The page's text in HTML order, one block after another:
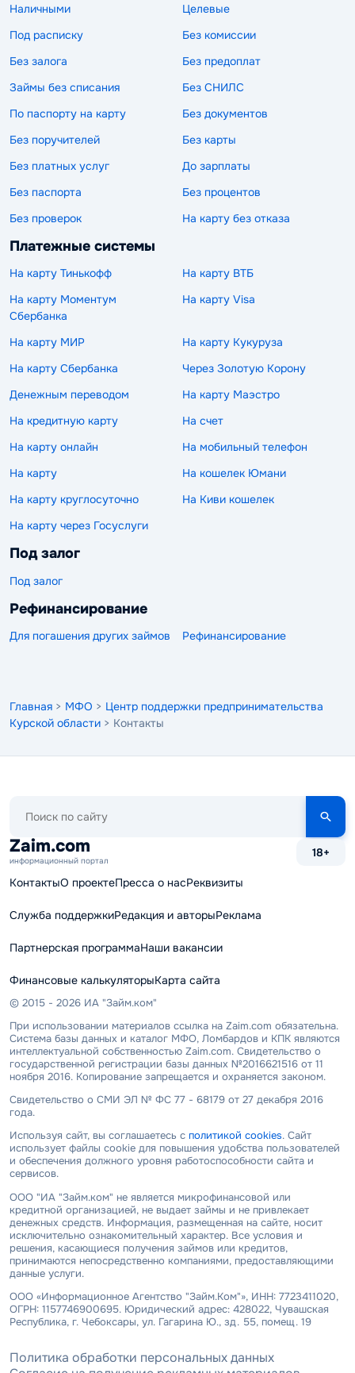
Наличными
Целевые
Под расписку
Без комиссии
Без залога
Без предоплат
Займы без списания
Без СНИЛС
По паспорту на карту
Без документов
Без поручителей
Без карты
Без платных услуг
До зарплаты
Без паспорта
Без процентов
Без проверок
На карту без отказа
Платежные системы
На карту Тинькофф
На карту ВТБ
На карту Моментум
Сбербанка
На карту Visa
На карту МИР
На карту Кукуруза
На карту Сбербанка
Через Золотую Корону
Денежным переводом
На карту Маэстро
На кредитную карту
На счет
На карту онлайн
На мобильный телефон
На карту
На кошелек Юмани
На карту круглосуточно
На Киви кошелек
На карту через Госуслуги
Под залог
Под залог
Рефинансирование
Для погашения других займов Рефинансирование
Главная > МФО > Центр поддержки предпринимательства
Курской области > Контакты
сайту
Zaim.com
информационный портал
18+
КонтактыО проектеПресса о насРеквизиты
Служба поддержкиРедакция и авторыРеклама
Партнерская программаНаши вакансии
Финансовые калькуляторыКарта сайта
© 2015 - 2026 ИА "Займ.ком"
При использовании материалов ссылка на Zaim.com обязательна.
Система базы данных и каталог МФО, Ломбардов и КПК являются
интеллектуальной собственностью Zaim.com. Свидетельство о
государственной регистрации базы данных №2016621516 от 11
ноября 2016. Копирование запрещается и охраняется законом.
Свидетельство о СМИ ЭЛ № ФС 77 - 68179 от 27 декабря 2016
года.
Используя сайт, вы соглашаетесь с политикой cookies. Сайт
использует файлы cookie для повышения удобства пользователей
и обеспечения должного уровня работоспособности сайта и
сервисов.
ООО "ИА "Займ.ком" не является микрофинансовой или
кредитной организацией, не выдает займы и не привлекает
денежных средств. Информация, размещенная на сайте, носит
исключительно ознакомительный характер. Все условия и
решения, касающиеся получения займов или кредитов,
принимаются непосредственно компаниями, предоставляющими
данные услуги.
ООО «Информационное Агентство "Займ.Ком"», ИНН: 7723411020,
ОГРН: 1157746900695. Юридический адрес: 428022, Чувашская
Республика, г. Чебоксары, ул. Гагарина Ю., зд. 55, помещ. 19
Политика обработки персональных данных